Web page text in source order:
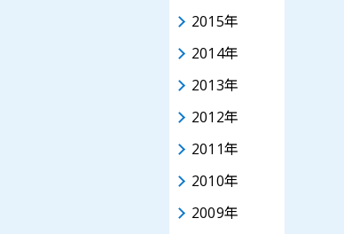
2015年
2014年
2013年
2012年
2011年
2010年
2009年